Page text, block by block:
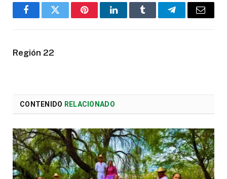
FacebookTwitter PinterestLinkedInTumblr TelegramEmail
Región 22
CONTENIDO RELACIONADO